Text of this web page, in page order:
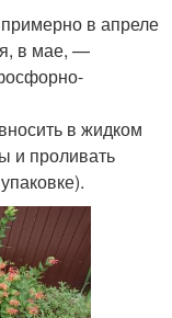
в апреле
в мае, —
в жидком
и проливать